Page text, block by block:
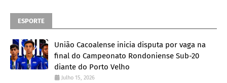
ESPORTE
União Cacoalense inicia disputa por vaga na
final do Campeonato Rondoniense Sub-20
diante do Porto Velho
Julho 15, 2026